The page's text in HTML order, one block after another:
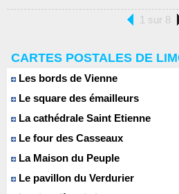
1 sur 8
CARTES POSTALES DE
Les bords de Vienne
Le square des émailleurs
La cathédrale Saint Etienne
Le four des Casseaux
La Maison du Peuple
Le pavillon du Verdurier